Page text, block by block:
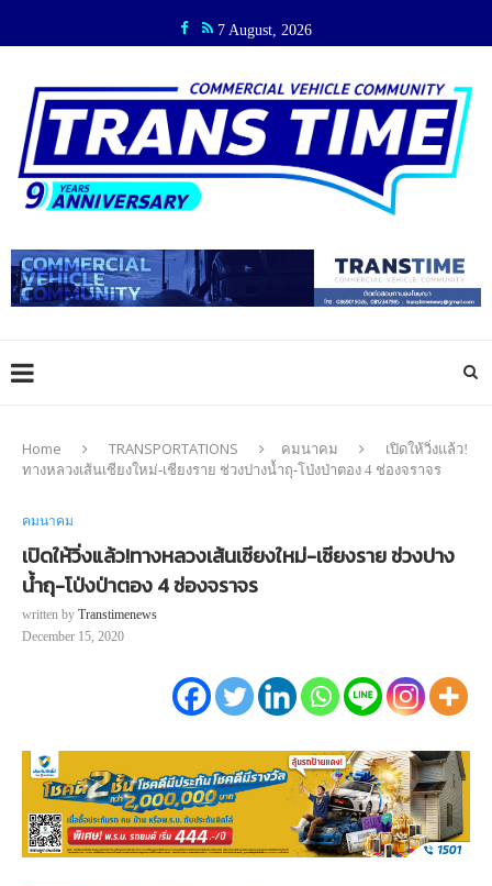
7 August, 2026
Home TRANSPORTATIONS คมนาคม
เปิดให้วิ่งแล้ว!
ทางหลวงเส้นเชียงใหม่-เชียงราย ช่วงปางน้ำถุ-โป่งป่าตอง 4 ช่องจราจร
คมนาคม
เปิดให้วิ่งแล้ว!ทางหลวงเส้นเชียงใหม่-เชียงราย ช่วงปาง
น้ำถุ-โป่งป่าตอง 4 ช่องจราจร
written by Transtimenews
December 15, 2020